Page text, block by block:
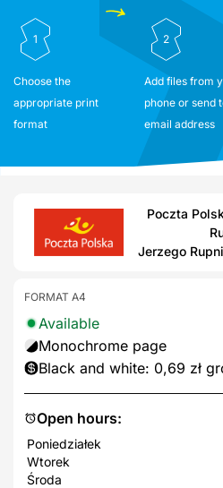
1
Choose the
appropriate print
format
2
Add files from
phone or send
email address
Poczta
Jerzego
Open hours:
Poniedziałek
Wtorek
Środa
FORMAT A4
Available
Monochrome page
Black and white: 0,69 zł